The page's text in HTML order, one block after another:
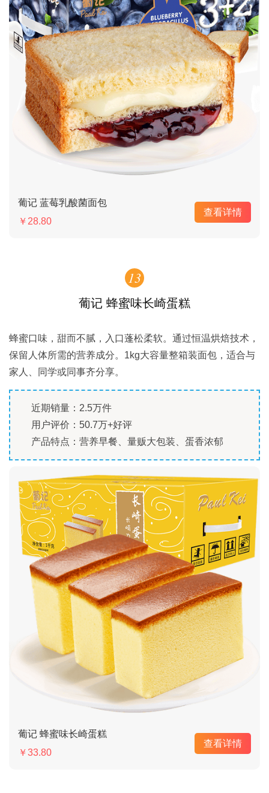
葡记 蓝莓乳酸菌面包
￥28.80
查看详情
13
葡记 蜂蜜味长崎蛋糕
蜂蜜口味，甜而不腻，入口蓬松柔软。通过恒温烘焙技术，
保留人体所需的营养成分。1kg大容量整箱装面包，适合与
家人、同学或同事齐分享。
近期销量：2.5万件
用户评价：50.7万+好评
产品特点：营养早餐、量贩大包装、蛋香浓郁
葡记 蜂蜜味长崎蛋糕
￥33.80
查看详情